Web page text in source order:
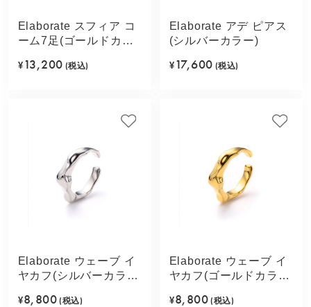
Elaborate スフィア コ
ーム7足(ゴールドカラ
¥ 13,200 (税込)
Elaborate アデ ピアス
(シルバーカラー)
¥ 17,600 (税込)
Elaborate ウェーブ イ
ヤカフ(シルバーカラ
¥8,800 (税込)
Elaborate ウェーブ イ
ヤカフ(ゴールドカラ
¥8,800 (税込)